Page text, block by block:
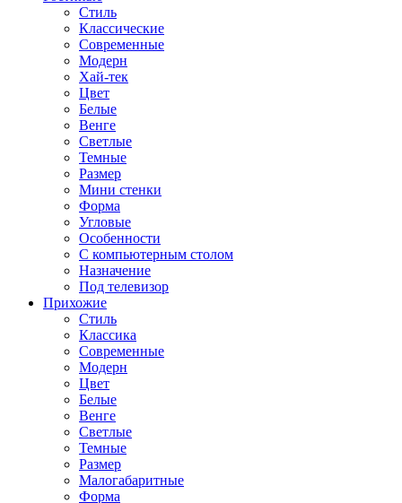
Стиль
Классические
Современные
Модерн
Хай-тек
Цвет
Белые
Венге
Светлые
Темные
Размер
Мини стенки
Форма
Угловые
Особенности
С компьютерным столом
Назначение
Под телевизор
Прихожие
Стиль
Классика
Современные
Модерн
Цвет
Белые
Венге
Светлые
Темные
Размер
Малогабаритные
Форма